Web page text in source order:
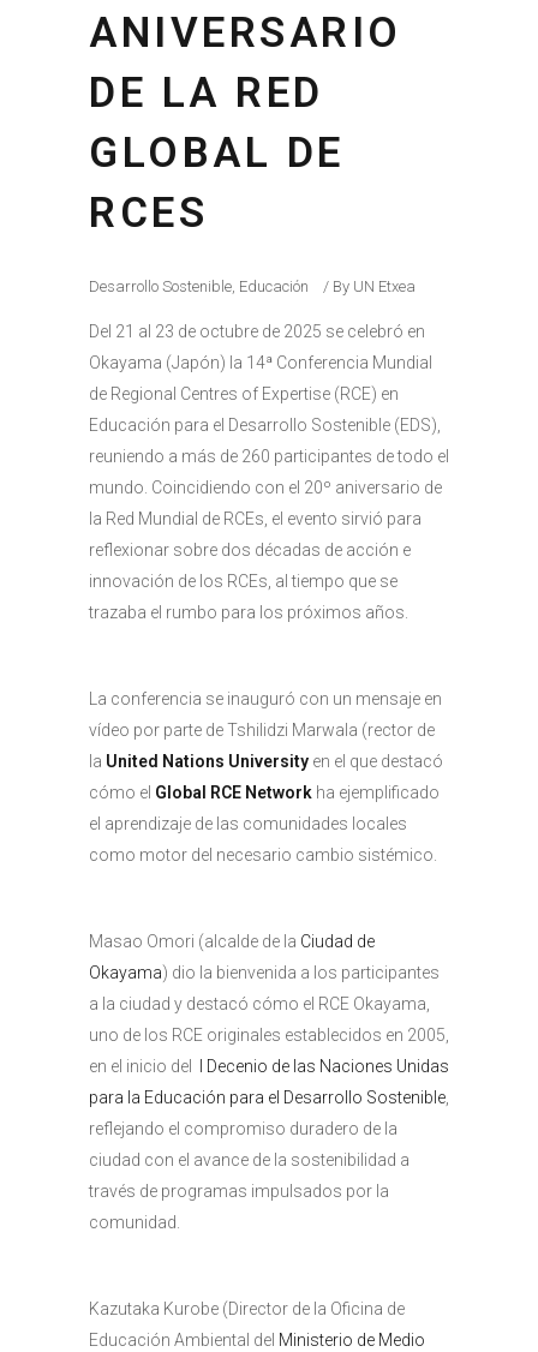
ANIVERSARIO
DE LA RED
GLOBAL DE
RCES
Desarrollo Sostenible, Educación By UN Etxea
Del 21 al 23 de octubre de 2025 se celebró en
Okayama (Japón) la 14ª Conferencia Mundial
de Regional Centres of Expertise (RCE) en
Educación para el Desarrollo Sostenible (EDS),
reuniendo a más de 260 participantes de todo el
mundo. Coincidiendo con el 20º aniversario de
la Red Mundial de RCEs, el evento sirvió para
reflexionar sobre dos décadas de acción e
innovación de los RCEs, al tiempo que se
trazaba el rumbo para los próximos años.
La conferencia se inauguró con un mensaje en
vídeo por parte de Tshilidzi Marwala (rector de
la United Nations University en el que destacó
cómo el Global RCE Network ha ejemplificado
el aprendizaje de las comunidades locales
como motor del necesario cambio sistémico.
Masao Omori (alcalde de la Ciudad de
Okayama) dio la bienvenida a los participantes
a la ciudad y destacó cómo el RCE Okayama,
uno de los RCE originales establecidos en 2005,
en el inicio del
I Decenio de las Naciones Unidas
para la Educación para el Desarrollo Sostenible
reflejando el compromiso duradero de la
ciudad con el avance de la sostenibilidad a
través de programas impulsados por la
comunidad.
Kazutaka Kurobe (Director de la Oficina de
Educación Ambiental del Ministerio de Medio